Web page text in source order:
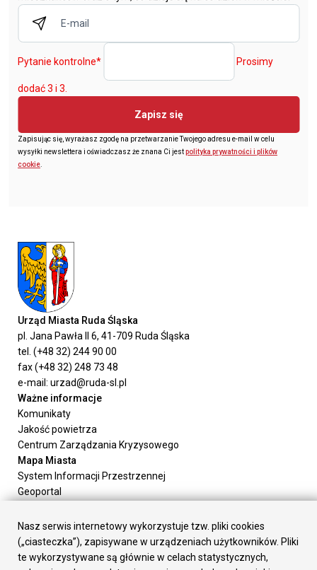
Pytanie kontrolne* Prosimy
dodać 3 i 3.
Zapisz się
Zapisując się, wyrażasz zgodę na przetwarzanie Twojego adresu e-mail w celu
wysyłki newslettera i oświadczasz że znana Ci jestpolityka prywatności i plików
cookie
Urząd Miasta Ruda Śląska
pl. Jana Pawła II 6, 41-709 Ruda Śląska
tel. (+48 32) 244 90 00
fax (+48 32) 248 73 48
e-mail: urzad@ruda-sl.pl
Ważne informacje
Komunikaty
Jakość powietrza
Centrum Zarządzania Kryzysowego
Mapa Miasta
System Informacji Przestrzennej
Geoportal
Załatw sprawę
Prezydent Miasta
Rada Miasta
Nasz serwis internetowy wykorzystuje tzw. pliki cookies
(„ciasteczka”), zapisywane w urządzeniach użytkowników. Pliki
te wykorzystywane są głównie w celach statystycznych,